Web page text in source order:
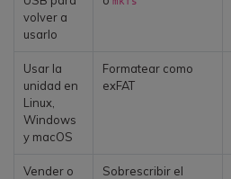
volver a
usarlo
Usar la
unidad en
Linux,
Windows
y macOS
Formatear como
exFAT
Vender o
Sobrescribir el